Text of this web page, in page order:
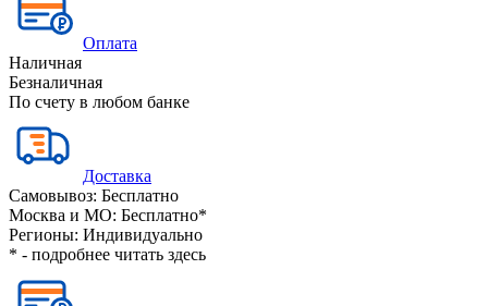
Оплата
Наличная
Безналичная
По счету в любом банке
Доставка
Самовывоз: Бесплатно
Москва и МО: Бесплатно*
Регионы: Индивидуально
* - подробнее читать здесь